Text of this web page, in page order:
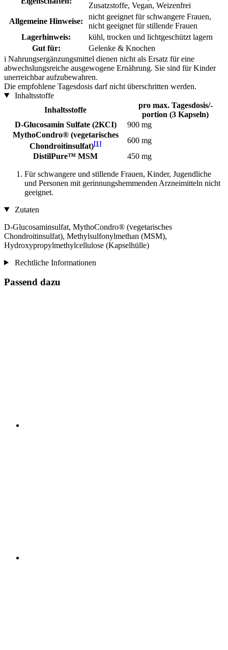
Zusatzstoffe, Vegan, Weizenfrei
Allgemeine Hinweise:
nicht geeignet für schwangere Frauen,
nicht geeignet für stillende Frauen
Lagerhinweis:
kühl, trocken und lichtgeschützt lagern
Gut für:
Gelenke & Knochen
i Nahrungsergänzungsmittel dienen nicht als Ersatz für eine
abwechslungsreiche ausgewogene Ernährung. Sie sind für Kinder
unerreichbar aufzubewahren.
Die empfohlene Tagesdosis darf nicht überschritten werden.
Inhaltsstoffe
Inhaltsstoffe
pro max. Tagesdosis/-
portion (3 Kapseln)
D-Glucosamin Sulfate (2KCI)
900 mg
MythoCondro® (vegetarisches
Chondroitinsulfat)[1]
600 mg
DistilPure™ MSM
450 mg
Für schwangere und stillende Frauen, Kinder, Jugendliche
und Personen mit gerinnungshemmenden Arzneimitteln nicht
geeignet.
Zutaten
D-Glucosaminsulfat, MythoCondro® (vegetarisches
Chondroitinsulfat), Methylsulfonylmethan (MSM),
Hydroxypropylmethylcellulose (Kapselhülle)
Rechtliche Informationen
Passend dazu